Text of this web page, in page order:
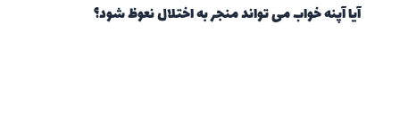
آیا آپنه خواب می تواند منجر به اختلال نعوظ شود؟